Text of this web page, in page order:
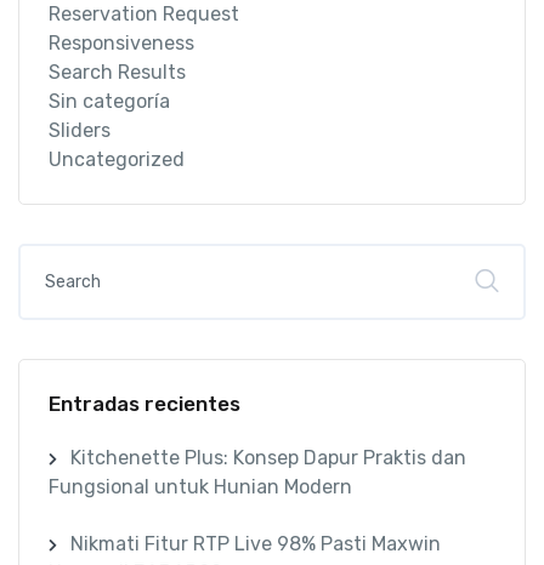
Reservation Request
Responsiveness
Search Results
Sin categoría
Sliders
Uncategorized
Entradas recientes
Kitchenette Plus: Konsep Dapur Praktis dan
Fungsional untuk Hunian Modern
Nikmati Fitur RTP Live 98% Pasti Maxwin